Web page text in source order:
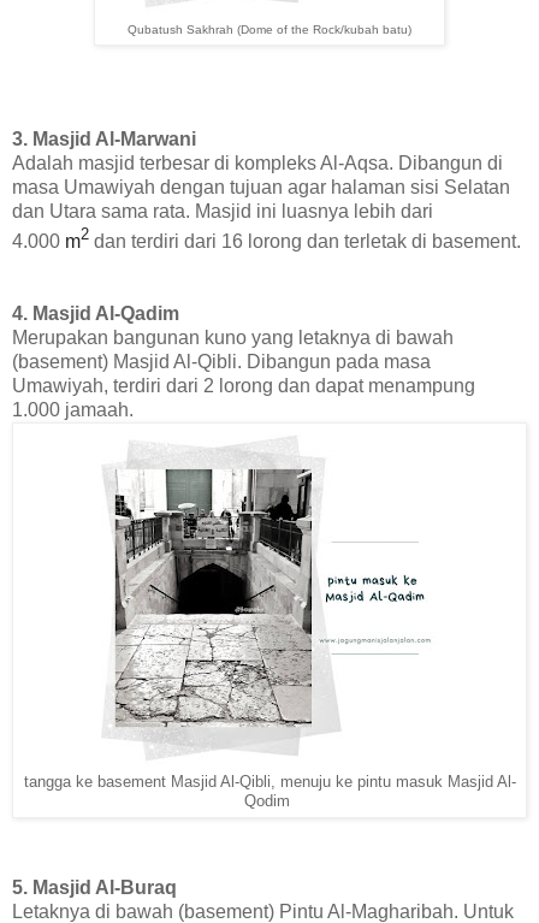
Qubatush Sakhrah (Dome of the Rock/kubah batu)
3. Masjid Al-Marwani
Adalah masjid terbesar di kompleks Al-Aqsa. Dibangun di
masa Umawiyah dengan tujuan agar halaman sisi Selatan
dan Utara sama rata. Masjid ini luasnya lebih dari
4.000 m2 dan terdiri dari 16 lorong dan terletak di basement.
4. Masjid Al-Qadim
Merupakan bangunan kuno yang letaknya di bawah
(basement) Masjid Al-Qibli. Dibangun pada masa
Umawiyah, terdiri dari 2 lorong dan dapat menampung
1.000 jamaah.
tangga ke basement Masjid Al-Qibli, menuju ke pintu masuk Masjid Al-
Qodim
5. Masjid Al-Buraq
Letaknya di bawah (basement) Pintu Al-Magharibah. Untuk